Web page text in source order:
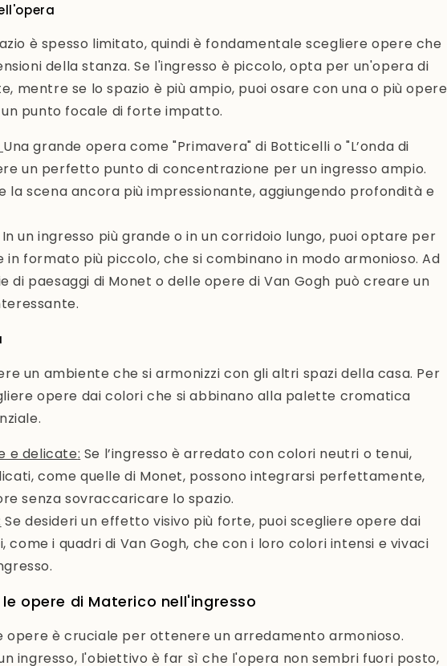
è spesso limitato, quindi è fondamentale scegliere opere che
della stanza. Se l'ingresso è piccolo, opta per un'opera di
mentre se lo spazio è più ampio, puoi osare con una o più opere
punto focale di forte impatto.
Una grande opera come "Primavera" di Botticelli o "L’onda di
un perfetto punto di concentrazione per un ingresso ampio.
la scena ancora più impressionante, aggiungendo profondità e
In un ingresso più grande o in un corridoio lungo, puoi optare per
in formato più piccolo, che si combinano in modo armonioso. Ad
di paesaggi di Monet o delle opere di Van Gogh può creare un
un ambiente che si armonizzi con gli altri spazi della casa. Per
opere dai colori che si abbinano alla palette cromatica
e delicate: Se l’ingresso è arredato con colori neutri o tenui,
come quelle di Monet, possono integrarsi perfettamente,
senza sovraccaricare lo spazio.
Se desideri un effetto visivo più forte, puoi scegliere opere dai
i quadri di Van Gogh, che con i loro colori intensi e vivaci
opere di Materico nell'ingresso
opere è cruciale per ottenere un arredamento armonioso.
ingresso, l'obiettivo è far sì che l'opera non sembri fuori posto,